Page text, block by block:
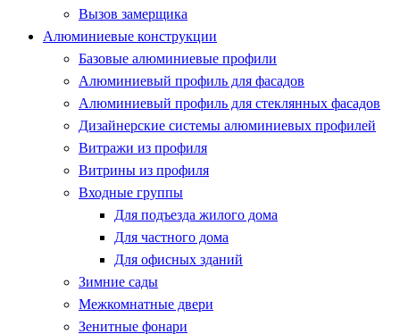
Вызов замерщика
Алюминиевые конструкции
Базовые алюминиевые профили
Алюминиевый профиль для фасадов
Алюминиевый профиль для стеклянных фасадов
Дизайнерские системы алюминиевых профилей
Витражи из профиля
Витрины из профиля
Входные группы
Для подъезда жилого дома
Для частного дома
Для офисных зданий
Зимние сады
Межкомнатные двери
Зенитные фонари